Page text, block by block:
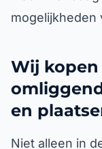
mogelijkheden
Wij
en
Niet alleen in